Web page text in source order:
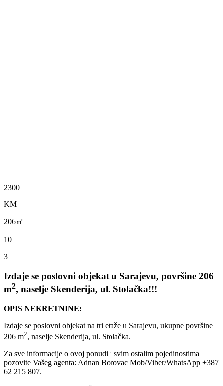
2300
KM
206㎡
10
3
Izdaje se poslovni objekat u Sarajevu, površine 206
m2, naselje Skenderija, ul. Stolačka!!!
OPIS NEKRETNINE:
Izdaje se poslovni objekat na tri etaže u Sarajevu, ukupne površine
206 m2, naselje Skenderija, ul. Stolačka.
Za sve informacije o ovoj ponudi i svim ostalim pojedinostima
pozovite Vašeg agenta: Adnan Borovac Mob/Viber/WhatsApp +387
62 215 807.